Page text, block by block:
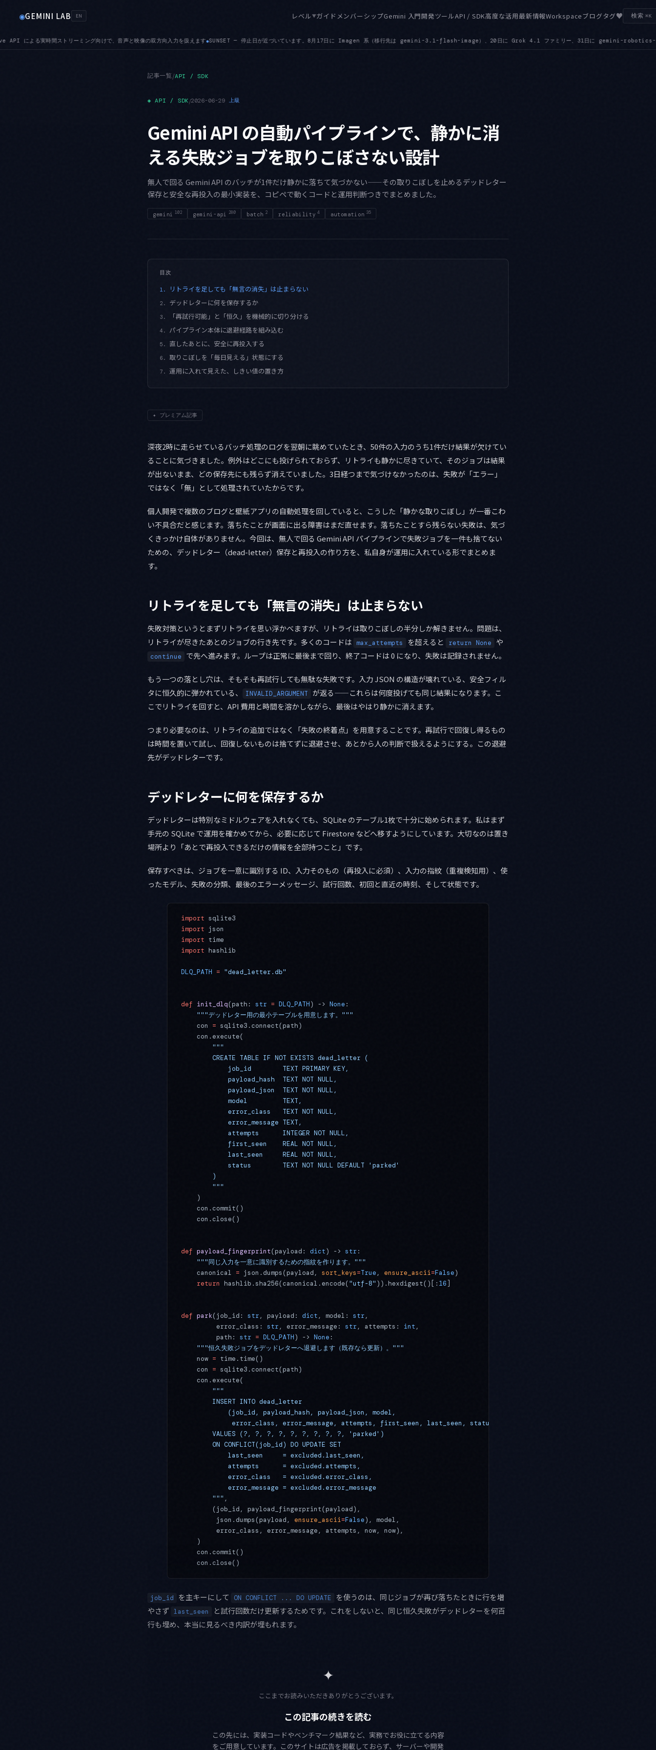
◉GEMINI LAB EN レベル▼ガイド メンバーシップGemini 入門開発ツールAPI / SDK高度な活用最新情報Workspaceブログタグ♥ 検索 ⌘K
向入力を扱えます ●SUNSET — 停止日が近づいています。8月17日に Imagen 系（移行先は gemini-3.1-flash-image）、20日に Grok 4.1 ファミリー、31日に gemini-robotics-er-1.6-preview です● SAMPLING — temperature・
記事一覧/API / SDK
◈ API / SDK/2026-06-29 上級
Gemini API の自動パイプラインで、静かに消
える失敗ジョブを取りこぼさない設計
無人で回る Gemini API のバッチが1件だけ静かに落ちて気づかない——その取りこぼしを止めるデッドレター
保存と安全な再投入の最小実装を、コピペで動くコードと運用判断つきでまとめました。
gemini 102 gemini-api 280 batch 2 reliability 4 automation 35
目次
1. リトライを足しても「無言の消失」は止まらない
2. デッドレターに何を保存するか
3. 「再試行可能」と「恒久」を機械的に切り分ける
4. パイプライン本体に退避経路を組み込む
5. 直したあとに、安全に再投入する
6. 取りこぼしを「毎日見える」状態にする
7. 運用に入れて見えた、しきい値の置き方
✦ プレミアム記事
深夜2時に走らせているバッチ処理のログを翌朝に眺めていたとき、50件の入力のうち1件だけ結果が欠けてい
ることに気づきました。例外はどこにも投げられておらず、リトライも静かに尽きていて、そのジョブは結果
が出ないまま、どの保存先にも残らず消えていました。3日経つまで気づけなかったのは、失敗が「エラー」
ではなく「無」として処理されていたからです。
個人開発で複数のブログと壁紙アプリの自動処理を回していると、こうした「静かな取りこぼし」が一番こわ
い不具合だと感じます。落ちたことが画面に出る障害はまだ直せます。落ちたことすら残らない失敗は、気づ
くきっかけ自体がありません。今回は、無人で回る Gemini API パイプラインで失敗ジョブを一件も捨てない
ための、デッドレター（dead-letter）保存と再投入の作り方を、私自身が運用に入れている形でまとめま
す。
リトライを足しても「無言の消失」は止まらない
失敗対策というとまずリトライを思い浮かべますが、リトライは取りこぼしの半分しか解きません。問題は、
リトライが尽きたあとのジョブの行き先です。多くのコードは max_attempts を超えると return None や
continue で先へ進みます。ループは正常に最後まで回り、終了コードは 0 になり、失敗は記録されません。
もう一つの落とし穴は、そもそも再試行しても無駄な失敗です。入力 JSON の構造が壊れている、安全フィル
タに恒久的に弾かれている、
INVALID_ARGUMENT
が返る——これらは何度投げても同じ結果になります。こ
こでリトライを回すと、API 費用と時間を溶かしながら、最後はやはり静かに消えます。
つまり必要なのは、リトライの追加ではなく「失敗の終着点」を用意することです。再試行で回復し得るもの
は時間を置いて試し、回復しないものは捨てずに退避させ、あとから人の判断で扱えるようにする。この退避
先がデッドレターです。
デッドレターに何を保存するか
デッドレターは特別なミドルウェアを入れなくても、SQLite のテーブル1枚で十分に始められます。私はまず
手元の SQLite で運用を確かめてから、必要に応じて Firestore などへ移すようにしています。大切なのは置き
場所より「あとで再投入できるだけの情報を全部持つこと」です。
保存すべきは、ジョブを一意に識別する ID、入力そのもの（再投入に必須）、入力の指紋（重複検知用）、使
ったモデル、失敗の分類、最後のエラーメッセージ、試行回数、初回と直近の時刻、そして状態です。
import sqlite3
import json
import time
import hashlib
DLQ_PATH = "dead_letter.db"
def init_dlq(path: str = DLQ_PATH) -> None :
    """デッドレター用の最小テーブルを用意します。"""
    con
= sqlite3.connect(path)
    con.execute(
        """
        CREATE TABLE IF NOT EXISTS dead_letter (
            job_id        TEXT PRIMARY KEY,
            payload_hash  TEXT NOT NULL,
            payload_json  TEXT NOT NULL,
            model         TEXT,
            error_class   TEXT NOT NULL,
            error_message TEXT,
            attempts      INTEGER NOT NULL,
            first_seen    REAL NOT NULL,
            last_seen     REAL NOT NULL,
            status        TEXT NOT NULL DEFAULT 'parked'
        )
        """
    )
    con.commit()
    con.close()
def payload_fingerprint(payload: dict) -> str :
    """同じ入力を一意に識別するための指紋を作ります。"""
    canonical
= json.dumps(payload, sort_keys=True , ensure_ascii=False)
    return
hashlib.sha256(canonical.encode("utf-8" )).hexdigest()[: 16 ]
def park(job_id: str , payload: dict , model: str ,
         error_class:
str , error_message: str , attempts: int ,
         path:
str = DLQ_PATH) -> None :
    """恒久失敗ジョブをデッドレターへ退避します（既存なら更新）。"""
    now
= time.time()
    con
= sqlite3.connect(path)
    con.execute(
        """
        INSERT INTO dead_letter
            (job_id, payload_hash, payload_json, model,
             error_class, error_message, attempts, first_seen, last_seen, status)
        VALUES (?, ?, ?, ?, ?, ?, ?, ?, ?, 'parked')
        ON CONFLICT(job_id) DO UPDATE SET
            last_seen     = excluded.last_seen,
            attempts      = excluded.attempts,
            error_class   = excluded.error_class,
            error_message = excluded.error_message
        """
,
        (job_id, payload_fingerprint(payload),
         json.dumps(payload,
ensure_ascii=False), model,
         error_class, error_message, attempts, now, now),
    )
    con.commit()
    con.close()
job_id を主キーにして ON CONFLICT ... DO UPDATE
を使うのは、同じジョブが再び落ちたときに行を増
やさず last_seen
と試行回数だけ更新するためです。これをしないと、同じ恒久失敗がデッドレターを何百
行も埋め、本当に見るべき内訳が埋もれます。
✦
ここまでお読みいただきありがとうございます。
この記事の続きを読む
この先には、実装コードやベンチマーク結果など、実務でお役に立てる内容
をご用意しています。このサイトは広告を掲載しておらず、サーバーや開発